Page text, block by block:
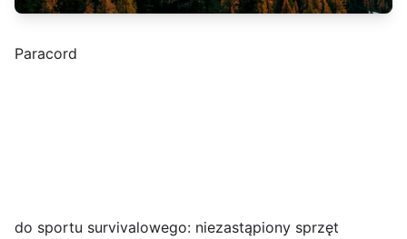
Paracord
do sportu survivalowego: niezastąpiony sprzęt